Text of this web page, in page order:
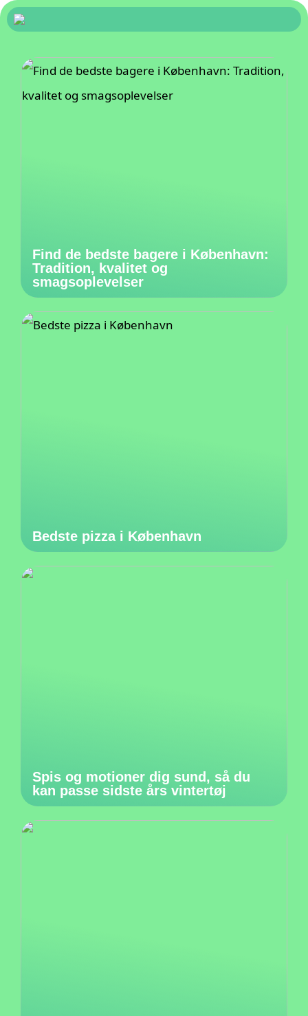
Find de bedste bagere i København:
Tradition, kvalitet og
smagsoplevelser
Bedste pizza i København
Spis og motioner dig sund, så du
kan passe sidste års vintertøj